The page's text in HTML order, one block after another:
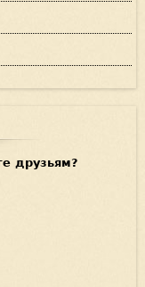
друзьям?